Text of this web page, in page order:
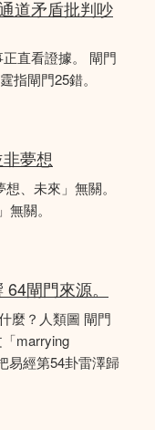
道矛盾批判吵
直看證據。 閘門
指閘門25錯。
夢想
、未來」無關。
關。
閘門來源。
麼？人類圖 閘門
marrying
易經第54卦雷澤歸